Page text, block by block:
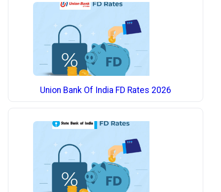
Union Bank Of India FD Rates 2026